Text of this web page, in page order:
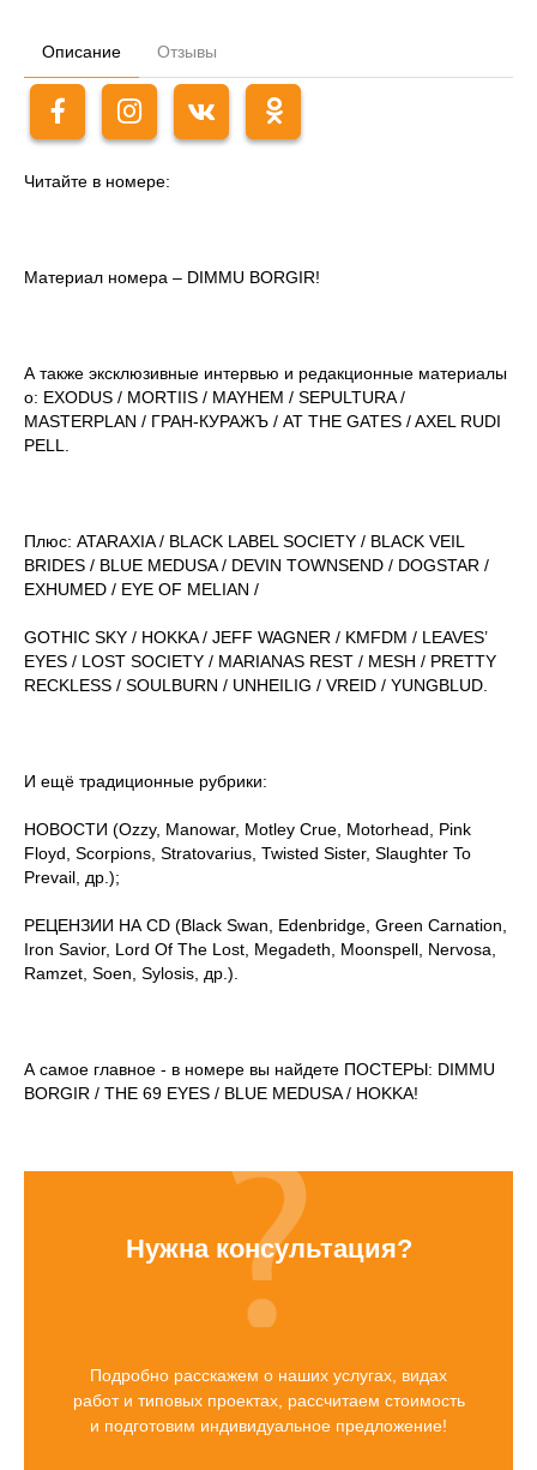
Описание Отзывы
Читайте в номере:
Материал номера – DIMMU BORGIR!
А также эксклюзивные интервью и редакционные материалы
о: EXODUS / MORTIIS / MAYHEM / SEPULTURA /
MASTERPLAN / ГРАН-КУРАЖЪ / AT THE GATES / AXEL RUDI
PELL.
Плюс: ATARAXIA / BLACK LABEL SOCIETY / BLACK VEIL
BRIDES / BLUE MEDUSA / DEVIN TOWNSEND / DOGSTAR /
EXHUMED / EYE OF MELIAN /
GOTHIC SKY / HOKKA / JEFF WAGNER / KMFDM / LEAVES’
EYES / LOST SOCIETY / MARIANAS REST / MESH / PRETTY
RECKLESS / SOULBURN / UNHEILIG / VREID / YUNGBLUD.
И ещё традиционные рубрики:
НОВОСТИ (Ozzy, Manowar, Motley Crue, Motorhead, Pink
Floyd, Scorpions, Stratovarius, Twisted Sister, Slaughter To
Prevail, др.);
РЕЦЕНЗИИ НА CD (Black Swan, Edenbridge, Green Carnation,
Iron Savior, Lord Of The Lost, Megadeth, Moonspell, Nervosa,
Ramzet, Soen, Sylosis, др.).
А самое главное - в номере вы найдете ПОСТЕРЫ: DIMMU
BORGIR / THE 69 EYES / BLUE MEDUSA / HOKKA!
Нужна консультация?
Подробно расскажем о наших услугах, видах
работ и типовых проектах, рассчитаем стоимость
и подготовим индивидуальное предложение!